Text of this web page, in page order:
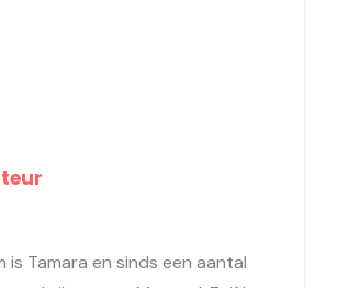
is Tamara en sinds een aantal